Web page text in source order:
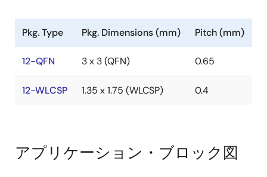
超低消費電力でバッテリ寿命が延びる
超低消費電力状態からの応答待ち時間: 0.75ms
LRAをオフレゾナンスで駆動してカスタムエフェク
トを実現、デュアル共振システムで2次元振動を実現
広帯域効果を実現し、デュアル共振システムに対応
モータの不具合を自動検出
周波数、時間、振幅の3連符で波形をプログラム
Pkg. Type Pkg. Dimensions (mm) Pitch (mm)
12-QFN 3 x 3 (QFN) 0.65
12-WLCSP 1.35 x 1.75 (WLCSP) 0.4
アプリケーション・ブロック図